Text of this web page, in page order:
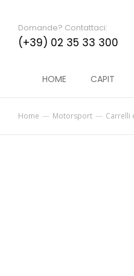
Domande? Contattaci:
(+39) 02 35 33 300
HOME CAPIT
Tu sei qui:
Home Motorsport Carrelli